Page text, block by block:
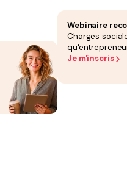
Webinaire
Charges
Je m'inscris
toutes taxes comprises
Cette a pour but de taxecouvrir les
la TVA collectée
donc une taxe qui rentre dans
la verser à l'Etat, vous n'êtes
des produits ou des services.
déduire soit 200€ de TVA
suivante :
Cela signifie que deux options
cette dernière.